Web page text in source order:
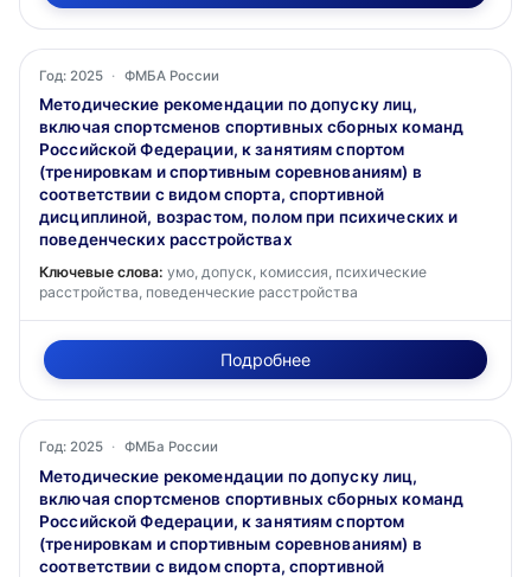
Год: 2025 · ФМБА России
Методические рекомендации по допуску лиц,
включая спортсменов спортивных сборных команд
Российской Федерации, к занятиям спортом
(тренировкам и спортивным соревнованиям) в
соответствии с видом спорта, спортивной
дисциплиной, возрастом, полом при психических и
поведенческих расстройствах
Ключевые слова: умо, допуск, комиссия, психические
расстройства, поведенческие расстройства
Подробнее
Год: 2025 · ФМБа России
Методические рекомендации по допуску лиц,
включая спортсменов спортивных сборных команд
Российской Федерации, к занятиям спортом
(тренировкам и спортивным соревнованиям) в
соответствии с видом спорта, спортивной